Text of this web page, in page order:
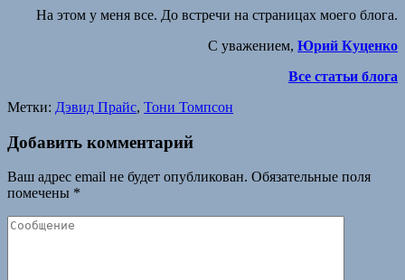
На этом у меня все. До встречи на страницах моего блога.
С уважением, Юрий Куценко
Все статьи блога
Метки: Дэвид Прайс, Тони Томпсон
Добавить комментарий
Ваш адрес email не будет опубликован. Обязательные поля
помечены *